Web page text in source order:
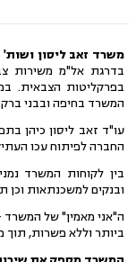
משרד זאב ליסון ושות'
בדרגת אל"מ משירות
בפרקליטות הצבאית.
המשרד בחיפה ובבני
עו"ד זאב ליסון כיהן
החברה לפיתוח עכו
בין לקוחות המשרד
ובנקים למשכנתאות וכן
ה"אני מאמין" של המשרד -
ביותר וללא פשרות, תוך